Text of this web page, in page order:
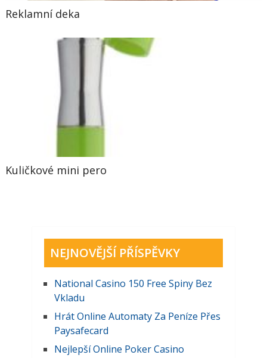
Reklamní deka
Kuličkové mini pero
NEJNOVĚJŠÍ PŘÍSPĚVKY
National Casino 150 Free Spiny Bez
Vkladu
Hrát Online Automaty Za Peníze Přes
Paysafecard
Nejlepší Online Poker Casino